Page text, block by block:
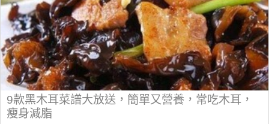
9款黑木耳菜譜大放送，簡單又營養，常吃木耳，
瘦身減脂